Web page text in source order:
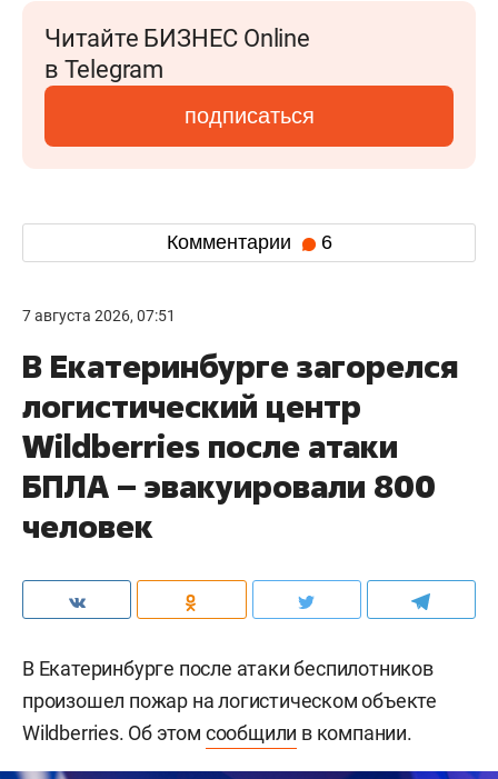
Читайте БИЗНЕС Online
в Telegram
подписаться
Комментарии 6
7 августа 2026, 07:51
В Екатеринбурге загорелся
логистический центр
Wildberries после атаки
БПЛА – эвакуировали 800
человек
В Екатеринбурге после атаки беспилотников
произошел пожар на логистическом объекте
Wildberries. Об этом сообщили в компании.